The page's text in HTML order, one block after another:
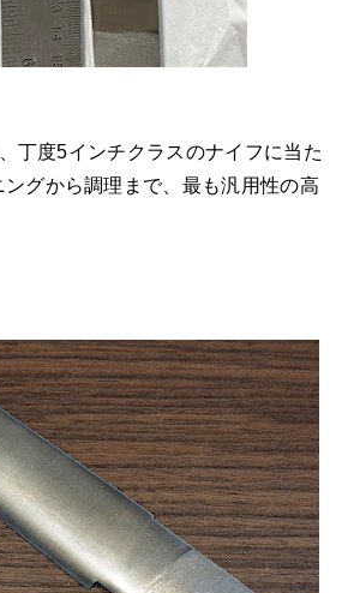
丁度5インチクラスのナイフに当た
ングから調理まで、最も汎用性の高